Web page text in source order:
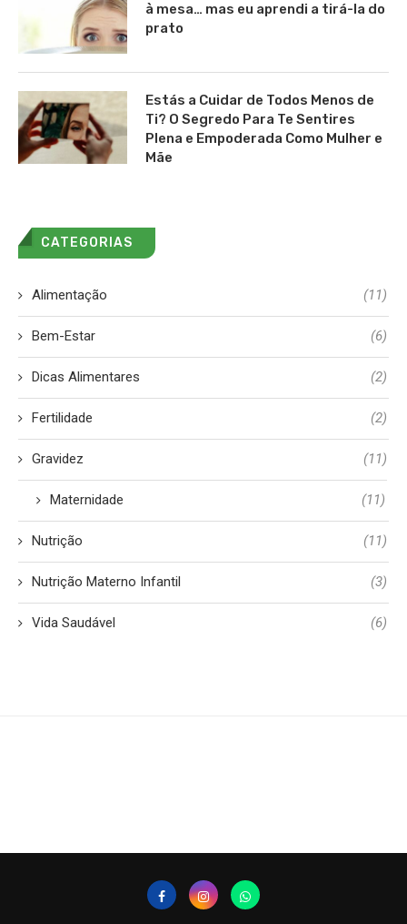
à mesa… mas eu aprendi a tirá-la do
prato
Estás a Cuidar de Todos Menos de
Ti? O Segredo Para Te Sentires
Plena e Empoderada Como Mulher e
Mãe
CATEGORIAS
Alimentação (11)
Bem-Estar (6)
Dicas Alimentares (2)
Fertilidade (2)
Gravidez (11)
Maternidade (11)
Nutrição (11)
Nutrição Materno Infantil (3)
Vida Saudável (6)